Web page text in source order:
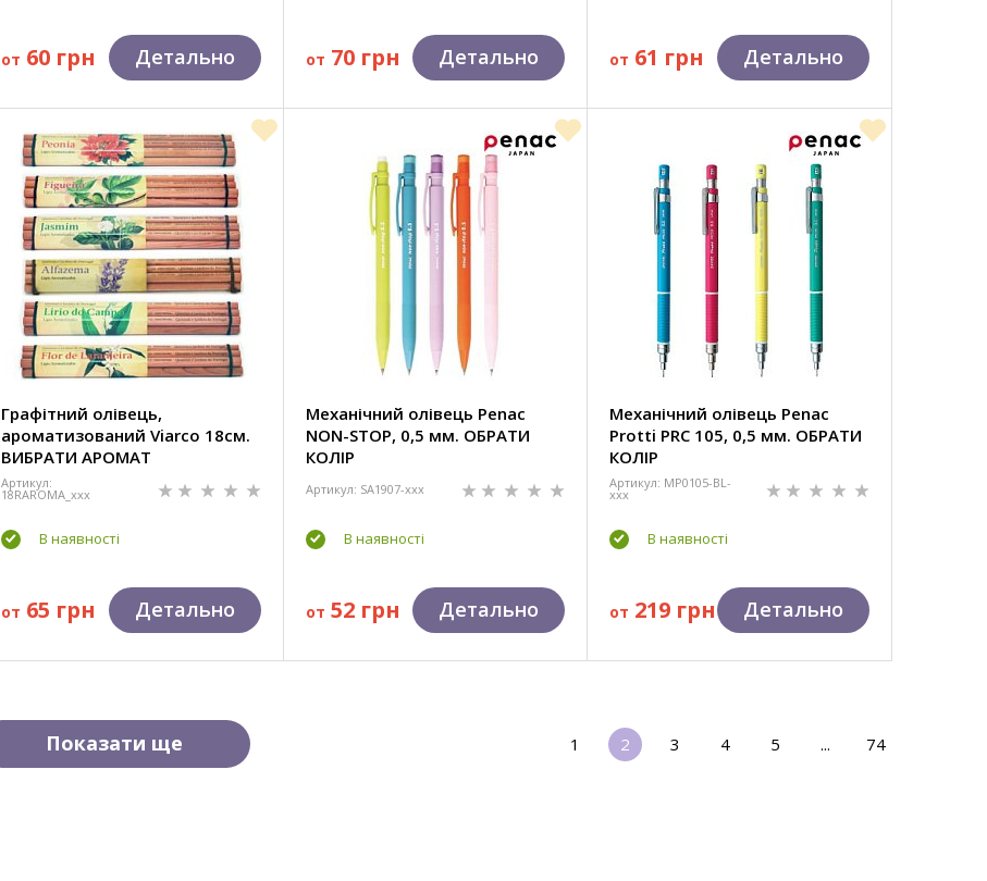
от 60 грн Детально от 70 грн Детально от 61 грн Детально
Графітний олівець,
ароматизований Viarco 18см.
ВИБРАТИ АРОМАТ
Артикул:
18RAROMA_xxx
В наявності
от 65 грн Детально
Механічний олівець Penac
NON-STOP, 0,5 мм. ОБРАТИ
КОЛІР
Артикул: SA1907-xxx
В наявності
от 52 грн Детально
Механічний олівець Penac
Protti PRC 105, 0,5 мм. ОБРАТИ
КОЛІР
Артикул: MP0105-BL-
xxx
В наявності
от 219 грн Детально
Показати ще 1 2 3 4 5 ... 74